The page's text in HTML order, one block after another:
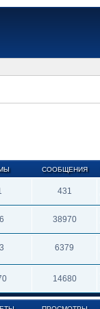
СООБЩЕНИЯ
431
38970
6379
14680